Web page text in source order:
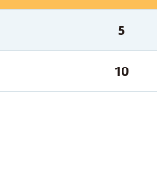
5
10